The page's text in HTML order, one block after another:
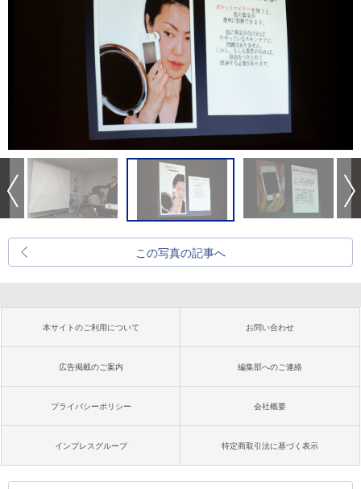
この写真の記事へ
本サイトのご利用について お問い合わせ
広告掲載のご案内 編集部へのご連絡
プライバシーポリシー 会社概要
インプレスグループ 特定商取引法に基づく表示